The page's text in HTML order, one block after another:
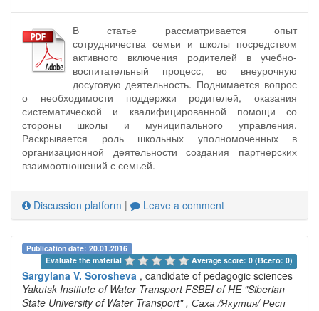
В статье рассматривается опыт
сотрудничества семьи и школы посредством
активного включения родителей в учебно-
воспитательный процесс, во внеурочную
досуговую деятельность. Поднимается вопрос
о необходимости поддержки родителей, оказания
систематической и квалифицированной помощи со
стороны школы и муниципального управления.
Раскрывается роль школьных уполномоченных в
организационной деятельности создания партнерских
взаимоотношений с семьей.
Discussion platform | Leave a comment
Publication date: 20.01.2016
Evaluate the material
Average score: 0 (Всего: 0)
Sargylana V. Sorosheva , candidate of pedagogic sciences
Yakutsk Institute of Water Transport FSBEI of HE "Siberian
State University of Water Transport" , Саха /Якутия/ Респ